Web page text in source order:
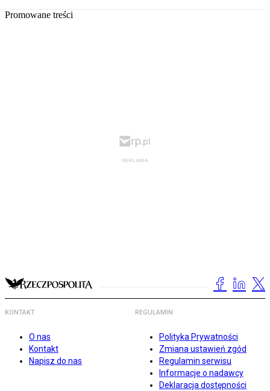
Promowane treści
KONTAKT
O nas
Kontakt
Napisz do nas
REGULAMIN
Polityka Prywatności
Zmiana ustawień zgód
Regulamin serwisu
Informacje o nadawcy
Deklaracja dostępności